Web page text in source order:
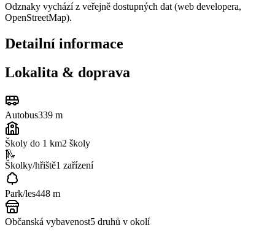
Odznaky vychází z veřejně dostupných dat (web developera,
OpenStreetMap).
Detailní informace
Lokalita & doprava
Autobus339 m
Školy do 1 km2 školy
🛝
Školky/hřiště1 zařízení
Park/les448 m
Občanská vybavenost5 druhů v okolí